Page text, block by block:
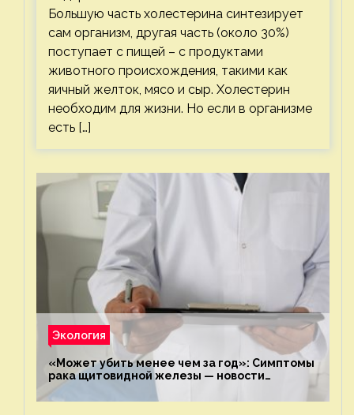
Большую часть холестерина синтезирует
сам организм, другая часть (около 30%)
поступает с пищей – с продуктами
животного происхождения, такими как
яичный желток, мясо и сыр. Холестерин
необходим для жизни. Но если в организме
есть […]
Экология
«Может убить менее чем за год»: Симптомы
рака щитовидной железы — новости
экологии на ECOportal